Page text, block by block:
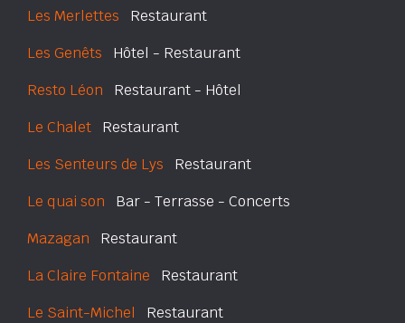
Les Merlettes Restaurant
Les Genêts Hôtel - Restaurant
Resto Léon Restaurant - Hôtel
Le Chalet Restaurant
Les Senteurs de Lys Restaurant
Le quai son Bar - Terrasse - Concerts
Mazagan Restaurant
La Claire Fontaine Restaurant
Le Saint-Michel Restaurant